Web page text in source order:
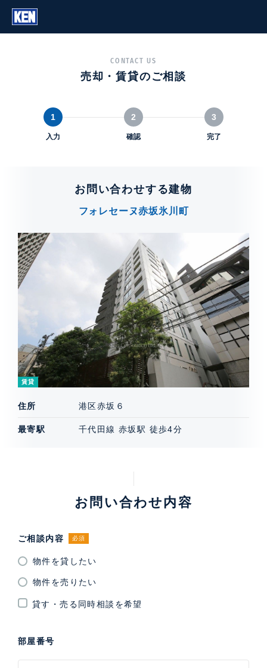
CONTACT US
売却・賃貸のご相談
1
入力
2
確認
3
完了
お問い合わせする建物
フォレセーヌ赤坂氷川町
賃貸
住所 港区赤坂６
最寄駅 千代田線 赤坂駅 徒歩4分
お問い合わせ内容
ご相談内容 必須
物件を貸したい
物件を売りたい
貸す・売る同時相談を希望
部屋番号